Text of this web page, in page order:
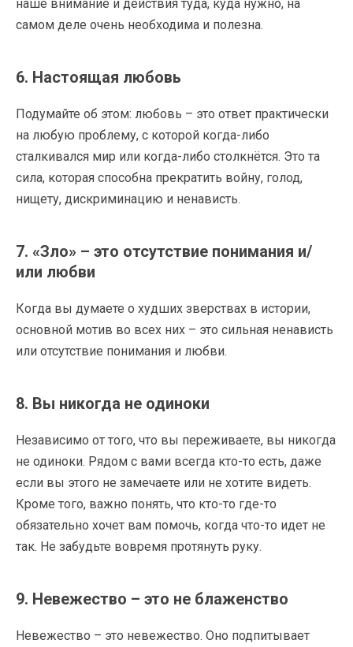
наше внимание и действия туда, куда нужно, на
самом деле очень необходима и полезна.
6. Настоящая любовь
Подумайте об этом: любовь – это ответ практически
на любую проблему, с которой когда-либо
сталкивался мир или когда-либо столкнётся. Это та
сила, которая способна прекратить войну, голод,
нищету, дискриминацию и ненависть.
7. «Зло» – это отсутствие понимания и/
или любви
Когда вы думаете о худших зверствах в истории,
основной мотив во всех них – это сильная ненависть
или отсутствие понимания и любви.
8. Вы никогда не одиноки
Независимо от того, что вы переживаете, вы никогда
не одиноки. Рядом с вами всегда кто-то есть, даже
если вы этого не замечаете или не хотите видеть.
Кроме того, важно понять, что кто-то где-то
обязательно хочет вам помочь, когда что-то идет не
так. Не забудьте вовремя протянуть руку.
9. Невежество – это не блаженство
Невежество – это невежество. Оно подпитывает